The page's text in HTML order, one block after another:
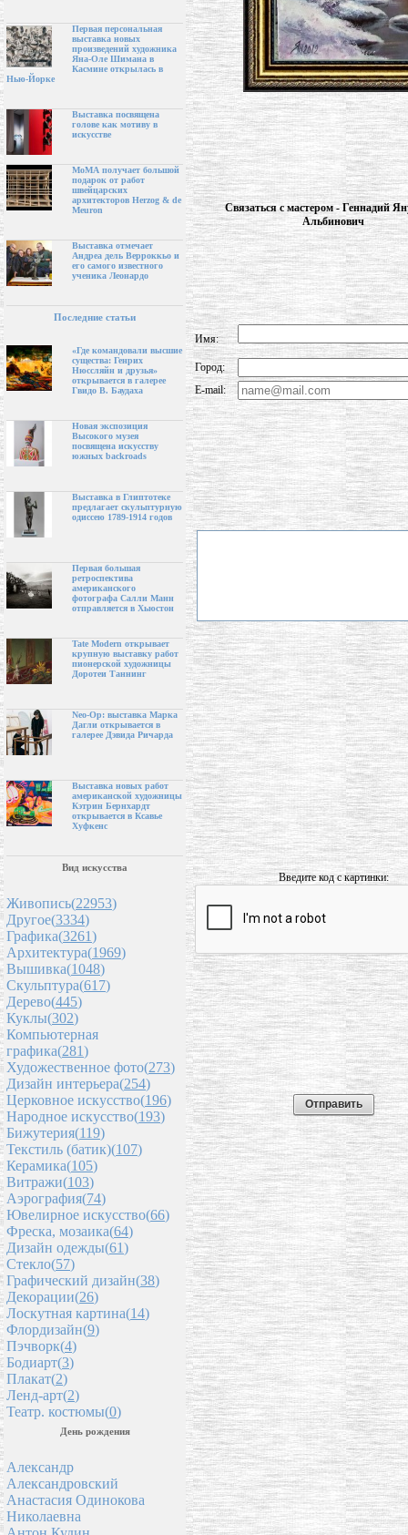
Первая персональная
выставка новых
произведений художника
Яна-Оле Шимана в
Касмине открылась в
Нью-Йорке
Выставка посвящена
голове как мотиву в
искусстве
МоМА получает большой
подарок от работ
швейцарских
архитекторов Herzog & de
Meuron
Выставка отмечает
Андреа дель Верроккьо и
его самого известного
ученика Леонардо
Последние статьи
«Где командовали высшие
существа: Генрих
Нюссляйн и друзья»
открывается в галерее
Гвидо В. Баудаха
Новая экспозиция
Высокого музея
посвящена искусству
южных backroads
Выставка в Глиптотеке
предлагает скульптурную
одиссею 1789-1914 годов
Первая большая
ретроспектива
американского
фотографа Салли Манн
отправляется в Хьюстон
Tate Modern открывает
крупную выставку работ
пионерской художницы
Доротеи Таннинг
Neo-Op: выставка Марка
Дагли открывается в
галерее Дэвида Ричарда
Выставка новых работ
американской художницы
Кэтрин Бернхардт
открывается в Ксавье
Хуфкенс
Вид искусства
Живопись(22953)
Другое(3334)
Графика(3261)
Архитектура(1969)
Вышивка(1048)
Скульптура(617)
Дерево(445)
Куклы(302)
Компьютерная
графика(281)
Художественное фото(273)
Дизайн интерьера(254)
Церковное искусство(196)
Народное искусство(193)
Бижутерия(119)
Текстиль (батик)(107)
Керамика(105)
Витражи(103)
Аэрография(74)
Ювелирное искусство(66)
Фреска, мозаика(64)
Дизайн одежды(61)
Стекло(57)
Графический дизайн(38)
Декорации(26)
Лоскутная картина(14)
Флордизайн(9)
Пэчворк(4)
Бодиарт(3)
Плакат(2)
Ленд-арт(2)
Театр. костюмы(0)
День рождения
Александр
Александровский
Анастасия Одинокова
Николаевна
Связаться с мастером - Геннадий
Альбинович
Имя:
Город:
E-mail:
Введите код с картинки: